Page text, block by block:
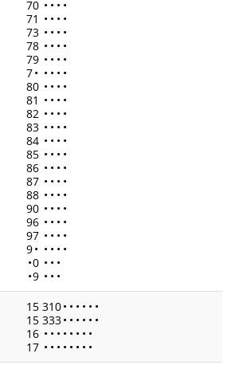
70 • • • •
71 • • • •
73 • • • •
78 • • • •
79 • • • •
7• • • • •
80 • • • •
81 • • • •
82 • • • •
83 • • • •
84 • • • •
85 • • • •
86 • • • •
87 • • • •
88 • • • •
90 • • • •
96 • • • •
97 • • • •
9• • • • •
•0 • • •
•9 • • •
15 310• • • • • •
15 333• • • • • •
16 • • • • • • • •
17 • • • • • • • •